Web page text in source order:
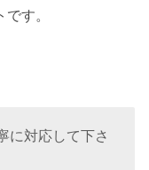
す。
に対応して下さ